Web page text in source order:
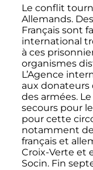
Le conflit
Allemands.
Français sont
international
à ces
organismes
L’Agence
aux donateurs
des armées.
secours pour
pour cette
notamment
français et
Croix-Verte et
Socin. Fin